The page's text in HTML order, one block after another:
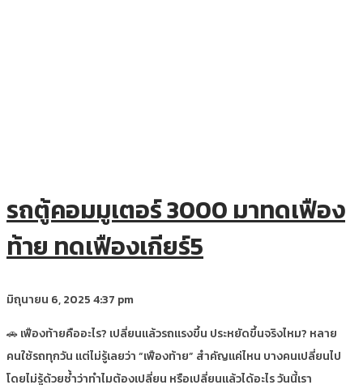
รถตู้คอมมูเตอร์ 3000 มาทดเฟือง
ท้าย ทดเฟืองเกียร์5
มิถุนายน 6, 20254:37 pm
🚗 เฟืองท้ายคืออะไร? เปลี่ยนแล้วรถแรงขึ้น ประหยัดขึ้นจริงไหม? หลาย
คนใช้รถทุกวัน แต่ไม่รู้เลยว่า “เฟืองท้าย” สำคัญแค่ไหน บางคนเปลี่ยนไป
โดยไม่รู้ด้วยซ้ำว่าทำไมต้องเปลี่ยน หรือเปลี่ยนแล้วได้อะไร วันนี้เรา